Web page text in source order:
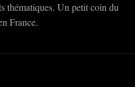
thématiques. Un petit coin du
France.